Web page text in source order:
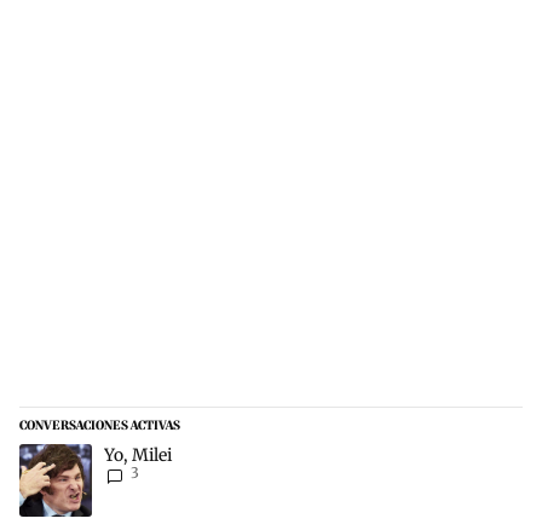
CONVERSACIONES ACTIVAS
Este listado muestra los artículos con más comentarios en los
Un artículo de tendencia con el título "Yo, Milei" con 3
Yo, Milei
3